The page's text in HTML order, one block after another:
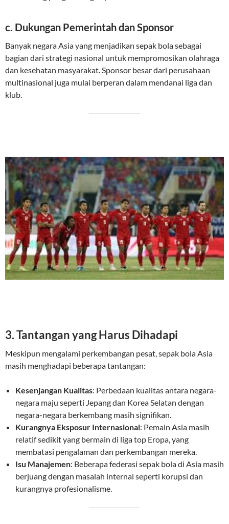
c. Dukungan Pemerintah dan Sponsor
Banyak negara Asia yang menjadikan sepak bola sebagai
bagian dari strategi nasional untuk mempromosikan olahraga
dan kesehatan masyarakat. Sponsor besar dari perusahaan
multinasional juga mulai berperan dalam mendanai liga dan
klub.
3. Tantangan yang Harus Dihadapi
Meskipun mengalami perkembangan pesat, sepak bola Asia
masih menghadapi beberapa tantangan:
Kesenjangan Kualitas: Perbedaan kualitas antara negara-
negara maju seperti Jepang dan Korea Selatan dengan
negara-negara berkembang masih signifikan.
Kurangnya Eksposur Internasional: Pemain Asia masih
relatif sedikit yang bermain di liga top Eropa, yang
membatasi pengalaman dan perkembangan mereka.
Isu Manajemen: Beberapa federasi sepak bola di Asia masih
berjuang dengan masalah internal seperti korupsi dan
kurangnya profesionalisme.